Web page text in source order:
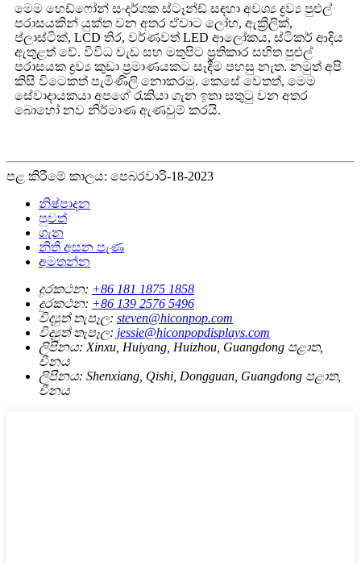
මෙම හෙඩ්ෆෝන් සංදර්ශක ස්ටෑන්ඩ් සඳහා අවශ්‍ය ද්‍රව්‍ය පුළුල්
පරාසයකින් යුක්ත වන අතර ඒවාට ලෝහ, ඇක්‍රිලික්,
ප්ලාස්ටික්, LCD තිර, වර්ණවත් LED ආලෝකය, ස්ටිකර් ආදිය
ඇතුළත් වේ. විවිධ වැඩ සහ මතුපිට ප්‍රතිකාර සහිත පුළුල්
පරාසයක ද්‍රව්‍ය කුඩා ප්‍රමාණයකට සෑදීම පහසු නැත. නමුත් අපි
කිසි විටෙකත් පැමිණිලි නොකරමු. කෙසේ වෙතත්, මෙම
සේවාදායකයා අපගේ රැකියා ගැන ඉතා සතුටු වන අතර
බොහෝ නව නිර්මාණ ඇණවුම් කරයි.
පළ කිරීමේ කාලය: පෙබරවාරි-18-2023
නිෂ්පාදන
පුවත්
ගැන
නිති අසන පැණ
අමතන්න
දුරකථන: +86 181 1875 1858
දුරකථන: +86 139 2576 5496
විද්‍යුත් තැපෑල: steven@hiconpop.com
විද්‍යුත් තැපෑල: jessie@hiconpopdisplays.com
ලිපිනය: Xinxu, Huiyang, Huizhou, Guangdong පළාත,
චීනය
ලිපිනය: Shenxiang, Qishi, Dongguan, Guangdong පළාත,
චීනය